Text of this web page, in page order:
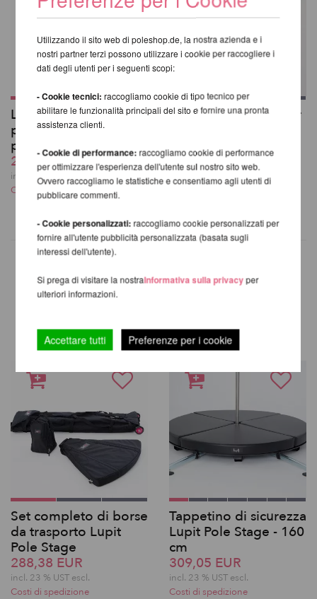
Lupit Pole Grip G3 20
pezzi con scatola di
presentazione
258,39 EUR
incl. 23 % UST escl.
Costi di spedizione
Lupit Pole Pro G4 per
da 775,21 EUR
incl. 23 % UST escl.
Costi di spedizione
ALTRI PRODOTTI DELLA
Set completo di borse
da trasporto Lupit
Pole Stage
288,38 EUR
incl. 23 % UST escl.
Costi di spedizione
Tappetino di sicurezza
Lupit Pole Stage - 160
cm
309,05 EUR
incl. 23 % UST escl.
Costi di spedizione
Utilizzando il sito web di poleshop.de, la nostra azienda e i
nostri partner terzi possono utilizzare i cookie per raccogliere i
dati degli utenti per i seguenti scopi:
- Cookie tecnici: raccogliamo cookie di tipo tecnico per
abilitare le funzionalità principali del sito e fornire una pronta
assistenza clienti.
- Cookie di performance: raccogliamo cookie di performance
per ottimizzare l'esperienza dell'utente sul nostro sito web.
Ovvero raccogliamo le statistiche e consentiamo agli utenti di
pubblicare commenti.
- Cookie personalizzati: raccogliamo cookie personalizzati per
fornire all'utente pubblicità personalizzata (basata sugli
interessi dell'utente).
Si prega di visitare la nostraInformativa sulla privacyper
ulteriori informazioni.
Accettare tutti Preferenze per i cookie